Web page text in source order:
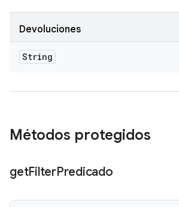
Devoluciones
String
Métodos protegidos
getFilterPredicado